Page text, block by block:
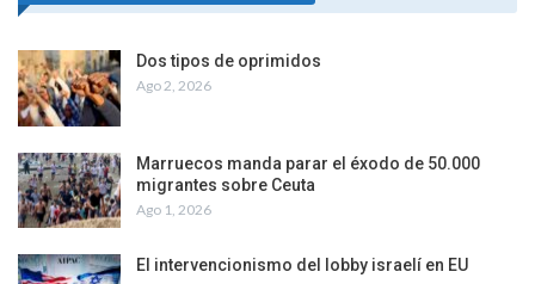
Dos tipos de oprimidos
Ago 2, 2026
Marruecos manda parar el éxodo de 50.000
migrantes sobre Ceuta
Ago 1, 2026
El intervencionismo del lobby israelí en EU